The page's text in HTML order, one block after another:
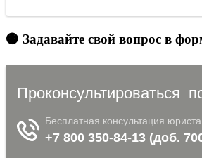
🟠 Задавайте свой вопрос в